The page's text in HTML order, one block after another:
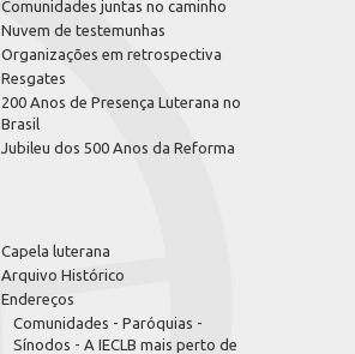
Comunidades juntas no caminho
Nuvem de testemunhas
Organizações em retrospectiva
Resgates
200 Anos de Presença Luterana no
Brasil
Jubileu dos 500 Anos da Reforma
Capela luterana
Arquivo Histórico
Endereços
Comunidades - Paróquias -
Sínodos - A IECLB mais perto de